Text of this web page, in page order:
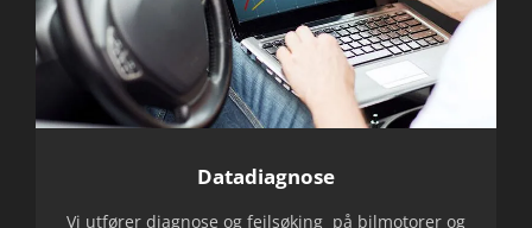
Datadiagnose
Vi utfører diagnose og feilsøking på bilmotorer og